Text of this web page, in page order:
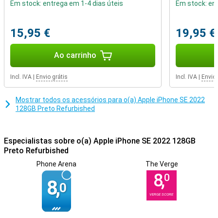
diagonal!Você quer visualizar o conteúdo em HD?Talvez o Apple
iPhone SE 2022 seja algo para você, através da tela pronta HD.Este
telefone da Apple tem alto -falantes estéreo.Isso significa que ele
tem dois alto -falantes e, portanto, produz um som melhor e mais
difícil.
Em stock: entrega em 1-4 dias úteis
15,95 €
Ao carrinho
Incl. IVA Envio grátis
Em stock:
19,95 €
Incl. IVA
Mostrar todos os acessórios para o(a) Apple iPhone SE 2022
128GB Preto Refurbished
Especialistas sobre o(a) Apple iPhone SE 2022 128GB
Preto Refurbished
Phone Arena
8,0
The Verge
8,0
VERGE SCORE